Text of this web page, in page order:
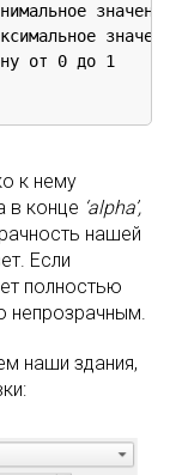
от 0 до 1
к нему
в конце ‘alpha’,
нашей
Если
полностью
непрозрачным.
наши здания,